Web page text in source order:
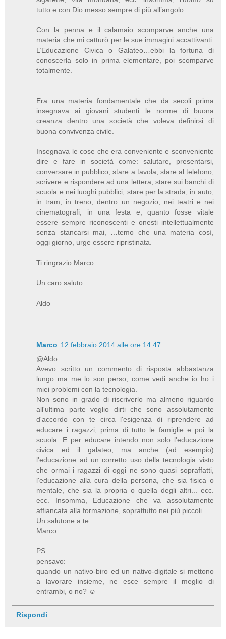
tutto e con Dio messo sempre di più all’angolo.
Con la penna e il calamaio scomparve anche una
materia che mi catturò per le sue immagini accattivanti:
L’Educazione Civica o Galateo…ebbi la fortuna di
conoscerla solo in prima elementare, poi scomparve
totalmente.
Era una materia fondamentale che da secoli prima
insegnava ai giovani studenti le norme di buona
creanza dentro una società che voleva definirsi di
buona convivenza civile.
Insegnava le cose che era conveniente e sconveniente
dire e fare in società come: salutare, presentarsi,
conversare in pubblico, stare a tavola, stare al telefono,
scrivere e rispondere ad una lettera, stare sui banchi di
scuola e nei luoghi pubblici, stare per la strada, in auto,
in tram, in treno, dentro un negozio, nei teatri e nei
cinematografi, in una festa e, quanto fosse vitale
essere sempre riconoscenti e onesti intellettualmente
senza stancarsi mai, …temo che una materia così,
oggi giorno, urge essere ripristinata.
Ti ringrazio Marco.
Un caro saluto.
Aldo
Marco 12 febbraio 2014 alle ore 14:47
@Aldo
Avevo scritto un commento di risposta abbastanza
lungo ma me lo son perso; come vedi anche io ho i
miei problemi con la tecnologia.
Non sono in grado di riscriverlo ma almeno riguardo
all'ultima parte voglio dirti che sono assolutamente
d'accordo con te circa l'esigenza di riprendere ad
educare i ragazzi, prima di tutto le famiglie e poi la
scuola. E per educare intendo non solo l'educazione
civica ed il galateo, ma anche (ad esempio)
l'educazione ad un corretto uso della tecnologia visto
che ormai i ragazzi di oggi ne sono quasi sopraffatti,
l'educazione alla cura della persona, che sia fisica o
mentale, che sia la propria o quella degli altri... ecc.
ecc. Insomma, Educazione che va assolutamente
affiancata alla formazione, soprattutto nei più piccoli.
Un salutone a te
Marco
PS:
pensavo:
quando un nativo-biro ed un nativo-digitale si mettono
a lavorare insieme, ne esce sempre il meglio di
entrambi, o no? ☺
Rispondi